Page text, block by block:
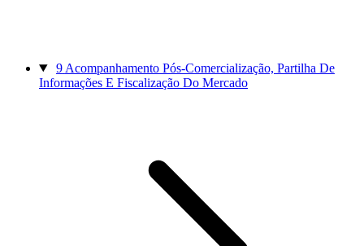
9 Acompanhamento Pós-Comercialização, Partilha De
Informações E Fiscalização Do Mercado